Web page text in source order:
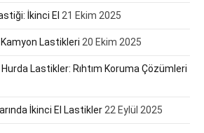
İkinci El 21 Ekim 2025
Lastikleri 20 Ekim 2025
Lastikler: Rıhtım Koruma Çözümleri
İkinci El Lastikler 22 Eylül 2025